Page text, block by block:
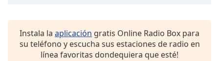
Instala la aplicación gratis Online Radio Box para
su teléfono y escucha sus estaciones de radio en
línea favoritas dondequiera que esté!